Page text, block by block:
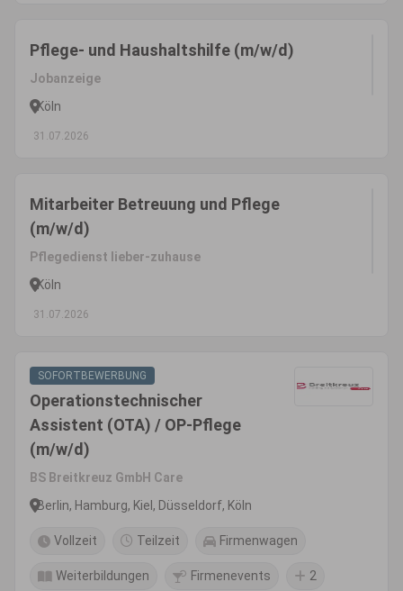
Pflege- und Haushaltshilfe (m/w/d)
Jobanzeige
Köln
31.07.2026
Mitarbeiter Betreuung und Pflege
(m/w/d)
Pflegedienst lieber-zuhause
Köln
31.07.2026
SOFORTBEWERBUNG
Operationstechnischer
Assistent (OTA) / OP-Pflege
(m/w/d)
BS Breitkreuz GmbH Care
Berlin, Hamburg, Kiel, Düsseldorf, Köln
Vollzeit Teilzeit Firmenwagen
Weiterbildungen Firmenevents 2